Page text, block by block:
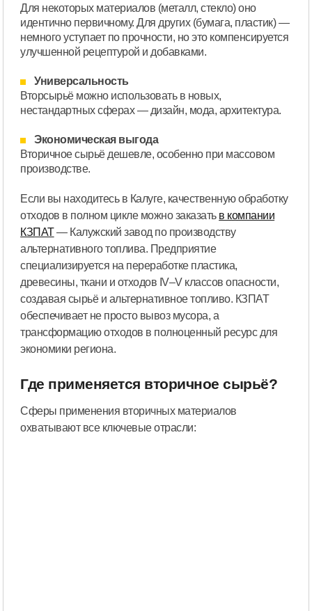
Для некоторых материалов (металл, стекло) оно
идентично первичному. Для других (бумага, пластик) —
немного уступает по прочности, но это компенсируется
улучшенной рецептурой и добавками.
Универсальность
Вторсырьё можно использовать в новых,
нестандартных сферах — дизайн, мода, архитектура.
Экономическая выгода
Вторичное сырьё дешевле, особенно при массовом
производстве.
Если вы находитесь в Калуге, качественную обработку
отходов в полном цикле можно заказать в компании
КЗПАТ— Калужский завод по производству
альтернативного топлива. Предприятие
специализируется на переработке пластика,
древесины, ткани и отходов IV–V классов опасности,
создавая сырьё и альтернативное топливо. КЗПАТ
обеспечивает не просто вывоз мусора, а
трансформацию отходов в полноценный ресурс для
экономики региона.
Где применяется вторичное сырьё?
Сферы применения вторичных материалов
охватывают все ключевые отрасли: